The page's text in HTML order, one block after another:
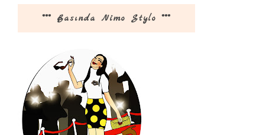
*** Basında Nimo Stylo ***